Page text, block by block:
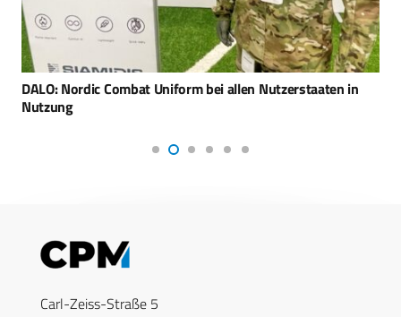
DALO: Nordic Combat Uniform bei allen Nutzerstaaten in
Nutzung
Carl-Zeiss-Straße 5